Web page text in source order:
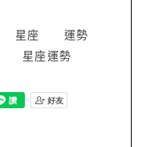
星座
運勢
星座運勢